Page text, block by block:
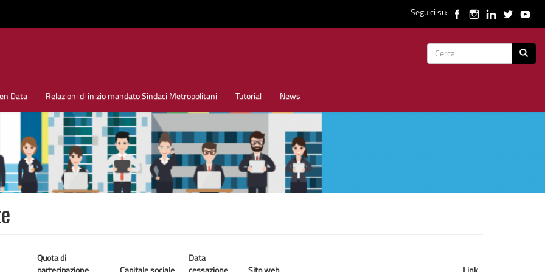
Seguici su:
Form
Data Relazioni di inizio mandato Sindaci Metropolitani Tutorial News
Quota di
Data